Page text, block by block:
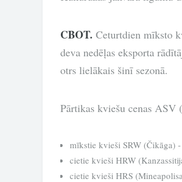
CBOT. Ceturtdien mīksto
deva nedēļas eksporta
otrs lielākais šinī sezonā.
Pārtikas kviešu cenas
mīkstie kvieši SRW (Čikāga)
cietie kvieši HRW
cietie kvieši HRS